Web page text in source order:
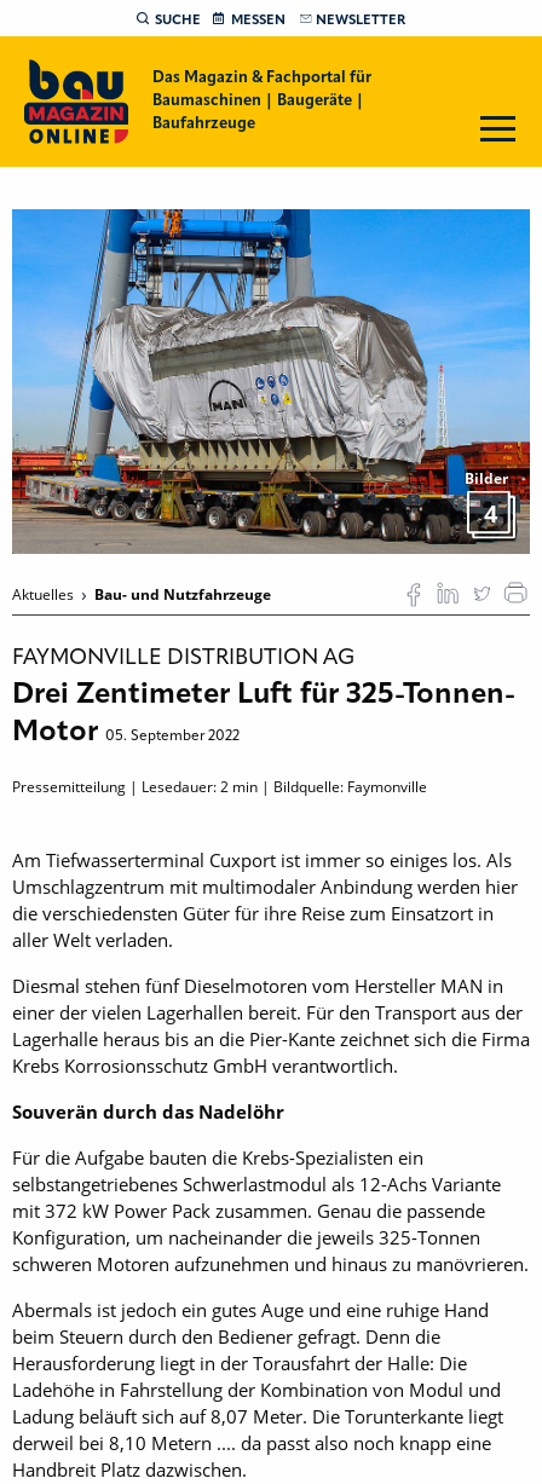
SUCHE MESSEN NEWSLETTER
Das Magazin & Fachportal für
Baumaschinen | Baugeräte |
Baufahrzeuge
Bilder
4
Aktuelles Bau- und Nutzfahrzeuge
FAYMONVILLE DISTRIBUTION AG
Drei Zentimeter Luft für 325-Tonnen-
Motor 05. September 2022
Pressemitteilung | Lesedauer:2 min | Bildquelle: Faymonville
Am Tiefwasserterminal Cuxport ist immer so einiges los. Als
Umschlagzentrum mit multimodaler Anbindung werden hier
die verschiedensten Güter für ihre Reise zum Einsatzort in
aller Welt verladen.
Diesmal stehen fünf Dieselmotoren vom Hersteller MAN in
einer der vielen Lagerhallen bereit. Für den Transport aus der
Lagerhalle heraus bis an die Pier-Kante zeichnet sich die Firma
Krebs Korrosionsschutz GmbH verantwortlich.
Souverän durch das Nadelöhr
Für die Aufgabe bauten die Krebs-Spezialisten ein
selbstangetriebenes Schwerlastmodul als 12-Achs Variante
mit 372 kW Power Pack zusammen. Genau die passende
Konfiguration, um nacheinander die jeweils 325-Tonnen
schweren Motoren aufzunehmen und hinaus zu manövrieren.
Abermals ist jedoch ein gutes Auge und eine ruhige Hand
beim Steuern durch den Bediener gefragt. Denn die
Herausforderung liegt in der Torausfahrt der Halle: Die
Ladehöhe in Fahrstellung der Kombination von Modul und
Ladung beläuft sich auf 8,07 Meter. Die Torunterkante liegt
derweil bei 8,10 Metern .... da passt also noch knapp eine
Handbreit Platz dazwischen.